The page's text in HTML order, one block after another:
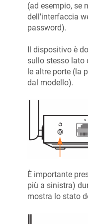
(ad esempio, se
dell'interfaccia
password).
Il dispositivo è
sullo stesso lato
le altre porte (la
dal modello).
È importante
più a sinistra)
mostra lo stato